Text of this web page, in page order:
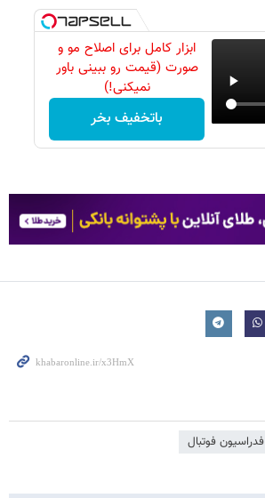
ابزار کامل برای اصلاح مو و
صورت (قیمت رو ببینی باور
نمیکنی!)
باتخفیف بخر
فدراسیون فوتبال